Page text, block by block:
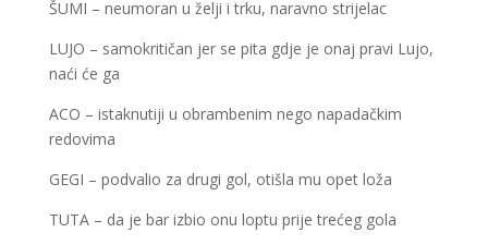
ŠUMI – neumoran u želji i trku, naravno strijelac
LUJO – samokritičan jer se pita gdje je onaj pravi Lujo,
naći će ga
ACO – istaknutiji u obrambenim nego napadačkim
redovima
GEGI – podvalio za drugi gol, otišla mu opet loža
TUTA – da je bar izbio onu loptu prije trećeg gola